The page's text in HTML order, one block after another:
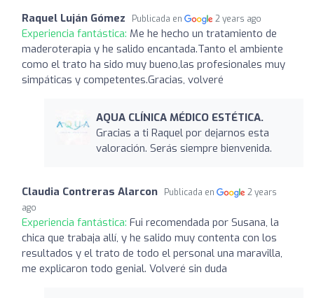
Raquel Luján Gómez Publicada en 2 years ago
Experiencia fantástica: Me he hecho un tratamiento de
maderoterapia y he salido encantada.Tanto el ambiente
como el trato ha sido muy bueno,las profesionales muy
simpáticas y competentes.Gracias, volveré
AQUA CLÍNICA MÉDICO ESTÉTICA.
Gracias a ti Raquel por dejarnos esta
valoración. Serás siempre bienvenida.
Claudia Contreras Alarcon Publicada en
2 years
ago
Experiencia fantástica: Fui recomendada por Susana, la
chica que trabaja allí, y he salido muy contenta con los
resultados y el trato de todo el personal una maravilla,
me explicaron todo genial. Volveré sin duda